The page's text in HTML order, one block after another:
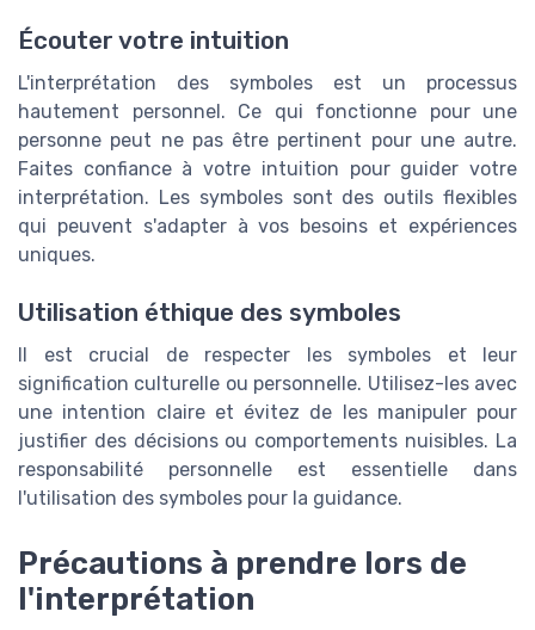
Écouter votre intuition
L'interprétation des symboles est un processus
hautement personnel. Ce qui fonctionne pour une
personne peut ne pas être pertinent pour une autre.
Faites confiance à votre intuition pour guider votre
interprétation. Les symboles sont des outils flexibles
qui peuvent s'adapter à vos besoins et expériences
uniques.
Utilisation éthique des symboles
Il est crucial de respecter les symboles et leur
signification culturelle ou personnelle. Utilisez-les avec
une intention claire et évitez de les manipuler pour
justifier des décisions ou comportements nuisibles. La
responsabilité personnelle est essentielle dans
l'utilisation des symboles pour la guidance.
Précautions à prendre lors de
l'interprétation